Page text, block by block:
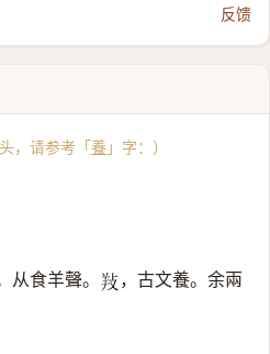
反馈
，请参考「養 」字：）
从食羊聲。 𢼝 ，古文養。余兩